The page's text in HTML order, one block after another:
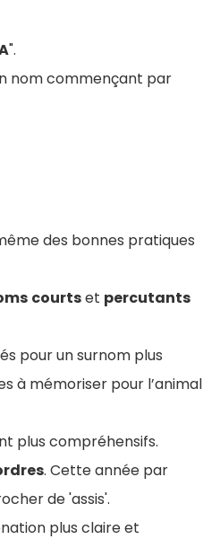
".
nom commençant par
des bonnes pratiques
courtset percutants
pour un surnom plus
à mémoriser pour l’animal
plus compréhensifs.
. Cette année par
de 'assis'.
plus claire et